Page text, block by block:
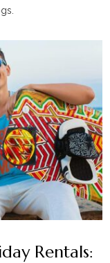
Rentals: